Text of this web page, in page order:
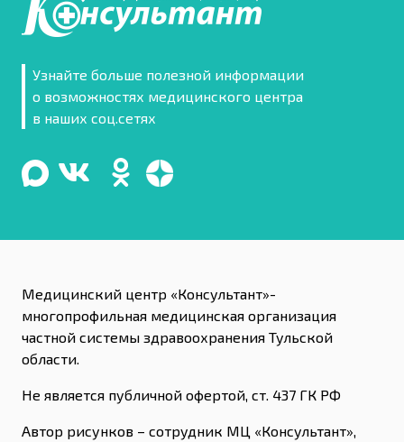
Узнайте больше полезной информации
о возможностях медицинского центра
в наших соц.сетях
Медицинский центр «Консультант»-
многопрофильная медицинская организация
частной системы здравоохранения Тульской
области.
Не является публичной офертой, ст. 437 ГК РФ
Автор рисунков – сотрудник МЦ «Консультант»,